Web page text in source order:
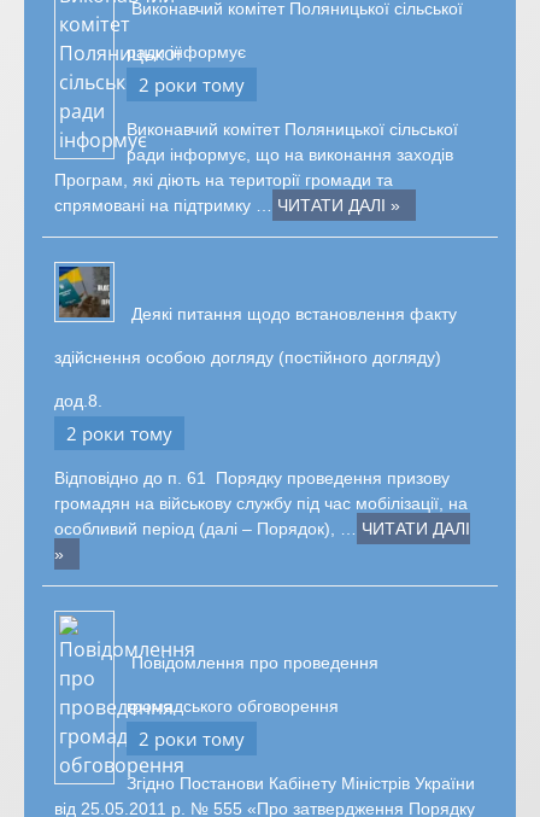
Виконавчий комітет Поляницької сільської
ради інформує
2 роки тому
Виконавчий комітет Поляницької сільської
ради інформує, що на виконання заходів
Програм, які діють на території громади та
спрямовані на підтримку …
ЧИТАТИ ДАЛІ »
Деякі питання щодо встановлення факту
здійснення особою догляду (постійного догляду)
дод.8.
2 роки тому
Відповідно до п. 61 Порядку проведення призову
громадян на військову службу під час мобілізації, на
особливий період (далі – Порядок), …
ЧИТАТИ ДАЛІ
»
Повідомлення про проведення
громадського обговорення
2 роки тому
Згідно Постанови Кабінету Міністрів України
від 25.05.2011 р. № 555 «Про затвердження Порядку